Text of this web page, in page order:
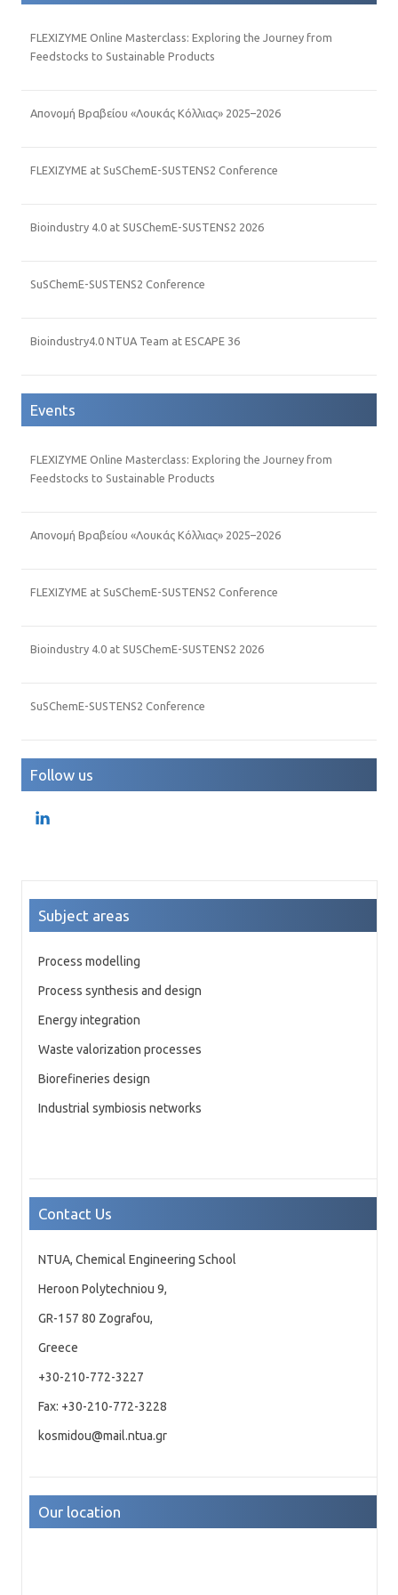
FLEXIZYME Online Masterclass: Exploring the Journey from
Feedstocks to Sustainable Products
Απονομή Βραβείου «Λουκάς Κόλλιας» 2025–2026
FLEXIZYME at SuSChemE-SUSTENS2 Conference
Bioindustry 4.0 at SUSChemE-SUSTENS2 2026
SuSChemE-SUSTENS2 Conference
Bioindustry4.0 NTUA Team at ESCAPE 36
Events
FLEXIZYME Online Masterclass: Exploring the Journey from
Feedstocks to Sustainable Products
Απονομή Βραβείου «Λουκάς Κόλλιας» 2025–2026
FLEXIZYME at SuSChemE-SUSTENS2 Conference
Bioindustry 4.0 at SUSChemE-SUSTENS2 2026
SuSChemE-SUSTENS2 Conference
Follow us
Subject areas
Process modelling
Process synthesis and design
Energy integration
Waste valorization processes
Biorefineries design
Industrial symbiosis networks
Contact Us
NTUA, Chemical Engineering School
Heroon Polytechniou 9,
GR-157 80 Zografou,
Greece
+30-210-772-3227
Fax: +30-210-772-3228
kosmidou@mail.ntua.gr
Our location